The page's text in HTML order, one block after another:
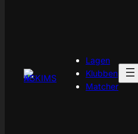
Lagen
Klubben
Matcher